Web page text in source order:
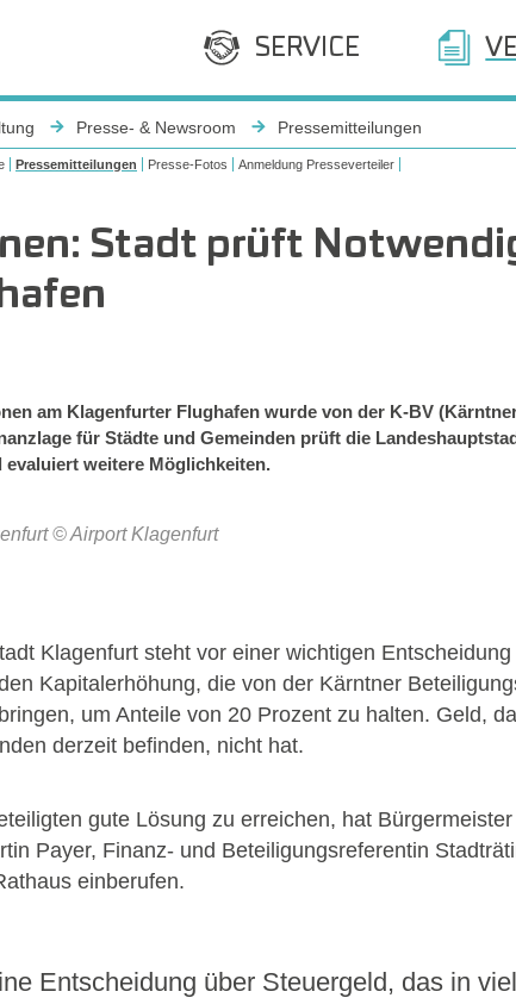
SERVICE
Presse- & Newsroom Pressemitteilungen
Pressemitteilungen Presse-Fotos Anmeldung Presseverteiler
Stadt prüft
am Klagenfurter Flughafen wurde von der K-BV
für Städte und Gemeinden prüft die
weitere Möglichkeiten.
© Airport Klagenfurt
Klagenfurt steht vor einer wichtigen
Kapitalerhöhung, die von der Kärntner
um Anteile von 20 Prozent zu halten. Geld,
derzeit befinden, nicht hat.
gute Lösung zu erreichen, hat
Payer, Finanz- und Beteiligungsreferentin
einberufen.
Entscheidung über Steuergeld, das in